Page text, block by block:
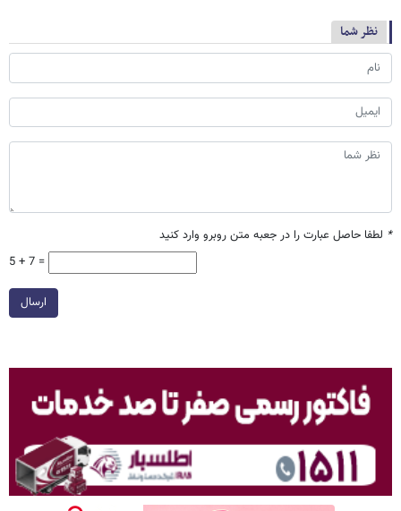
نظر شما
* لطفا حاصل عبارت را در جعبه متن روبرو وارد کنید
5 + 7 =
ارسال